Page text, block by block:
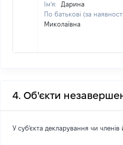
Ім'я:
Дарина
По батькові (за
Миколаївна
4. Об'єкти
У суб'єкта декларування чи членів